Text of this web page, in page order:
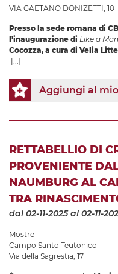
VIA GAETANO DONIZETTI, 10
Presso la sede romana di
l’inaugurazione di Like a Man
Cocozza, a cura di Velia
[...]
Aggiungi al
RETTABELLIO DI
PROVENIENTE
NAUMBURG AL
TRA
dal 02-11-2025al 02-11-
Mostre
Campo Santo Teutonico
Via della Sagrestia, 17